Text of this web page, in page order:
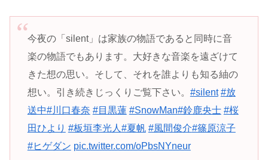
今夜の「silent」は家族の物語であると同時に音
楽の物語でもあります。大好きな音楽を遠ざけて
きた想の思い。そして、それを誰よりも知る紬の
想い。引き続きじっくりご覧下さい。 #silent #放
送中#川口春奈 #目黒蓮 #SnowMan#鈴鹿央士 #桜
田ひより #板垣李光人 #夏帆 #風間俊介#篠原涼子
#ヒゲダン pic.twitter.com/oPbsNYneur